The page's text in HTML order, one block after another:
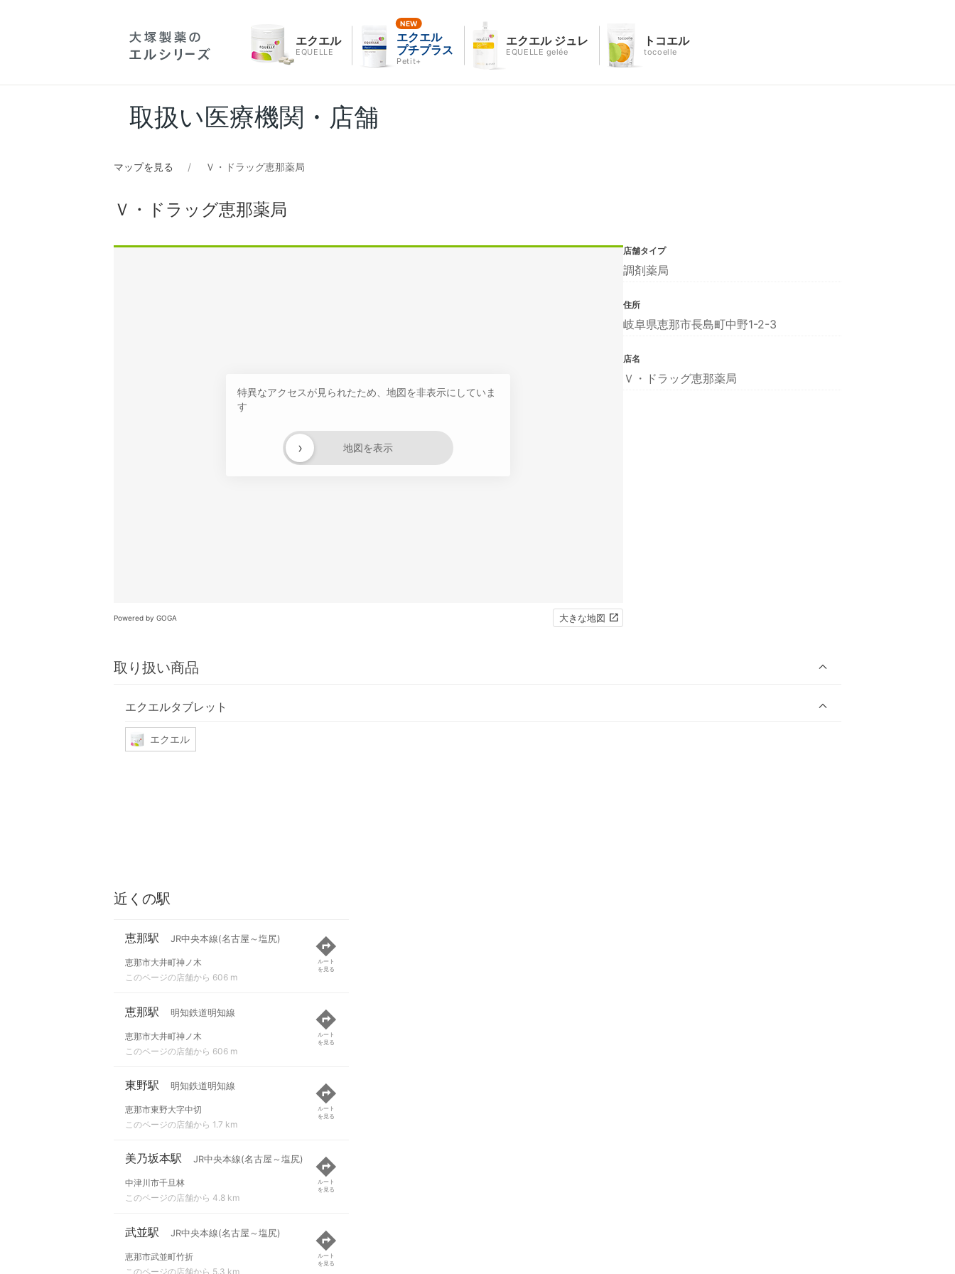
エクエル
EQUELLE
エクエル
プチプラス
Petit+
エクエル ジュレ
EQUELLE gelée
トコエル
tocoelle
取扱い医療機関・店舗
マップを見る Ｖ・ドラッグ恵那薬局
Ｖ・ドラッグ恵那薬局
特異なアクセスが見られたため、地図を非表示にしていま
す
地図を表示
›
Powered by GOGA 大きな地図
取り扱い商品
エクエルタブレット
エクエル
店舗タイプ
調剤薬局
住所
岐阜県恵那市長島町中野1-2-3
店名
Ｖ・ドラッグ恵那薬局
近くの駅
恵那駅 JR中央本線(名古屋～塩尻)
恵那市大井町神ノ木
このページの店舗から 606 m
ルート
を見る
恵那駅 明知鉄道明知線
恵那市大井町神ノ木
このページの店舗から 606 m
ルート
を見る
東野駅 明知鉄道明知線
恵那市東野大字中切
このページの店舗から 1.7 km
ルート
を見る
美乃坂本駅 JR中央本線(名古屋～塩尻)
中津川市千旦林
このページの店舗から 4.8 km
ルート
を見る
武並駅 JR中央本線(名古屋～塩尻)
恵那市武並町竹折
このページの店舗から 5.3 km
ルート
を見る